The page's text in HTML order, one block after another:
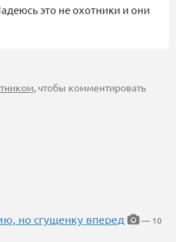
это не охотники и они
, чтобы комментировать
но сгущенку вперед
— 10